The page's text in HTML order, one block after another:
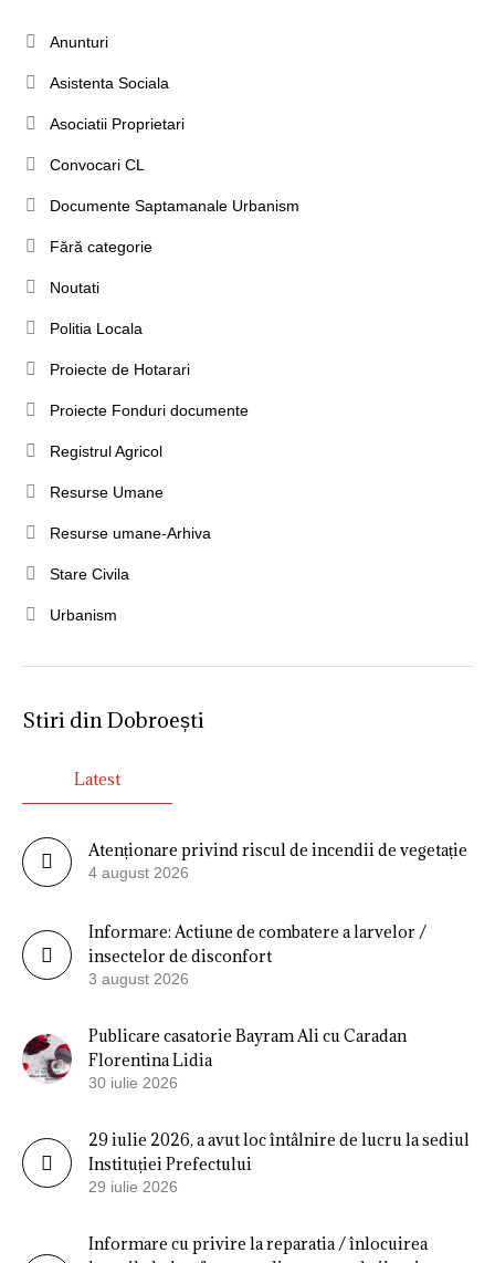
Anunturi
Asistenta Sociala
Asociatii Proprietari
Convocari CL
Documente Saptamanale Urbanism
Fără categorie
Noutati
Politia Locala
Proiecte de Hotarari
Proiecte Fonduri documente
Registrul Agricol
Resurse Umane
Resurse umane-Arhiva
Stare Civila
Urbanism
Stiri din Dobroești
Latest
Atenționare privind riscul de incendii de vegetație
4 august 2026
Informare: Actiune de combatere a larvelor /
insectelor de disconfort
3 august 2026
Publicare casatorie Bayram Ali cu Caradan
Florentina Lidia
30 iulie 2026
29 iulie 2026, a avut loc întâlnire de lucru la sediul
Instituției Prefectului
29 iulie 2026
Informare cu privire la reparatia / înlocuirea